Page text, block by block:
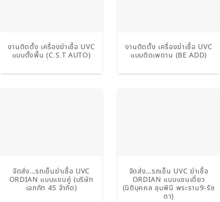
งานติดตั้ง เครื่องฆ่าเชื้อ UVC
แบบตั้งพื้น (C.S.T AUTO)
งานติดตั้ง เครื่องฆ่าเชื้อ UVC
แบบติดเพดาน (BE ADD)
จัดส่ง…รถเข็นฆ่าเชื้อ UVC
ORDIAN แบบแขนคู่ (บริษัท
เอกภัท 45 จำกัด)
จัดส่ง…รถเข็น UVC ฆ่าเชื้อ
ORDIAN แบบแขนเดี่ยว
(นิติบุคคล ลุมพินี พระราม9-รัช
ดา)